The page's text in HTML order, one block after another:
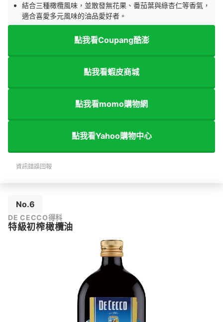
結合三種橄欖風味，並散發無花果、番茄葉與綠杏仁等香氣，
適合喜愛多元風味的油品愛好者。
點我看Coupang酷澎
點我看蝦皮商城
點我看momo購物網
點我看Yahoo購物中心
資訊錯誤回報
No.6
DE CECCO得科
特級初榨橄欖油